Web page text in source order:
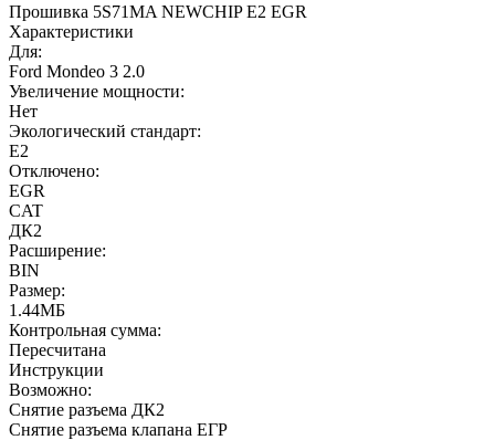
Прошивка 5S71MA NEWCHIP E2 EGR
Характеристики
Для:
Ford Mondeo 3 2.0
Увеличение мощности:
Нет
Экологический стандарт:
E2
Отключено:
EGR
CAT
ДК2
Расширение:
BIN
Размер:
1.44МБ
Контрольная сумма:
Пересчитана
Инструкции
Возможно:
Снятие разъема ДК2
Снятие разъема клапана ЕГР